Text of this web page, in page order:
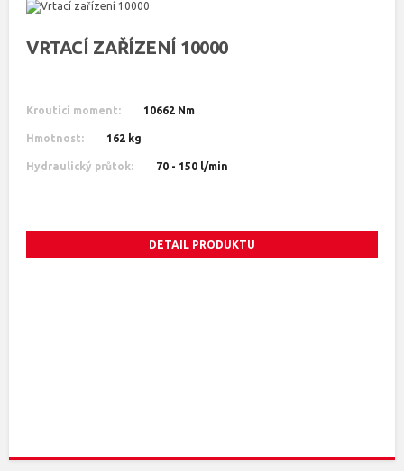
VRTACÍ ZAŘÍZENÍ 10000
Kroutící moment: 10662 Nm
Hmotnost: 162 kg
Hydraulický průtok: 70 - 150 l/min
DETAIL PRODUKTU